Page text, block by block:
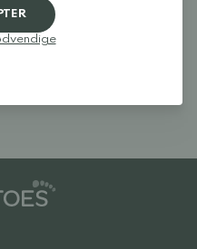
af dette
produktet